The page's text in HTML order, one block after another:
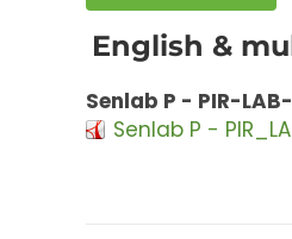
English &
Senlab P - PIR-
Senlab P -